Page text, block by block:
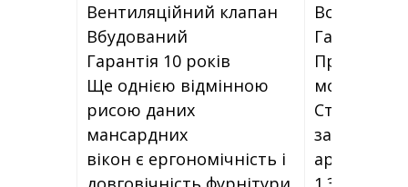
Вентиляційний клапан
Вбудований
Гарантія 10 років
Ще однією відмінною
рисою даних
мансардних
вікон є ергономічність і
Гарантия
модели
аргоном,